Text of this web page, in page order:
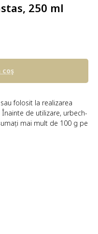
250 ml
coş
folosit la realizarea
de utilizare, urbech-
mai mult de 100 g pe